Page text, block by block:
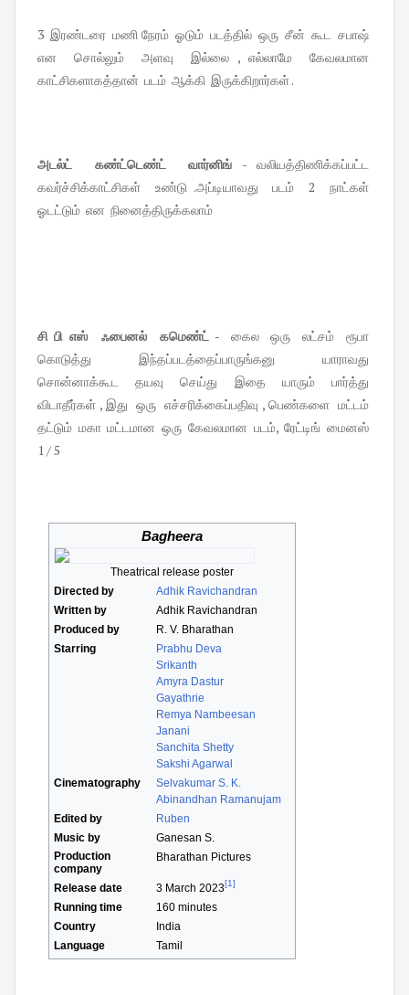
3 இரண்டரை மணி நேரம் ஓடும் படத்தில் ஒரு சீன் கூட சபாஷ்
என சொல்லும் அளவு இல்லை , எல்லாமே கேவலமான
காட்சிகளாகத்தான் படம் ஆக்கி இருக்கிறார்கள் .
அடல்ட் கண்ட்டெண்ட் வார்னிங் - வலியத்திணிக்கப்பட்ட
கவர்ச்சிக்காட்சிகள் உண்டு .அப்டியாவது படம் 2 நாட்கள்
ஓடட்டும் என நினைத்திருக்கலாம்
சி பி எஸ் ஃபைனல் கமெண்ட் - கைல ஒரு லட்சம் ரூபா
கொடுத்து இந்தப்படத்தைப்பாருங்கனு யாராவது
சொன்னாக்கூட தயவு செய்து இதை யாரும் பார்த்து
விடாதீர்கள் , இது ஒரு எச்சரிக்கைப்பதிவு , பெண்களை மட்டம்
தட்டும் மகா மட்டமான ஒரு கேவலமான படம், ரேட்டிங் மைனஸ்
1 / 5
Bagheera
Theatrical release poster
Directed by
Adhik Ravichandran
Written by
Adhik Ravichandran
Produced by
R. V. Bharathan
Starring
Prabhu Deva
Srikanth
Amyra Dastur
Gayathrie
Remya Nambeesan
Janani
Sanchita Shetty
Sakshi Agarwal
Cinematography
Selvakumar S. K.
Abinandhan Ramanujam
Edited by
Ruben
Music by
Ganesan S.
Production
company
Bharathan Pictures
Release date 3 March 2023[1]
Running time
160 minutes
Country
India
Language
Tamil